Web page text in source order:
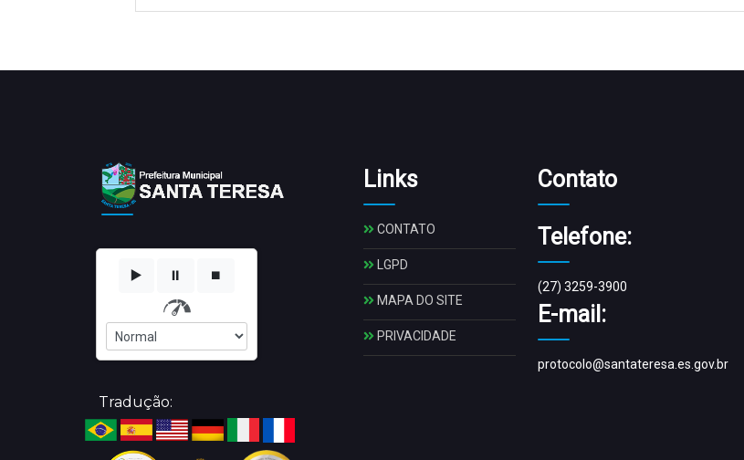
▶️ ⏸️ ⏹️
Tradução:
Links
CONTATO
LGPD
MAPA DO SITE
PRIVACIDADE
Contato
Telefone:
(27) 3259-3900
E-mail:
protocolo@santateresa.es.gov.br